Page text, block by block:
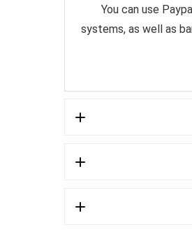
You can use
systems, as well as